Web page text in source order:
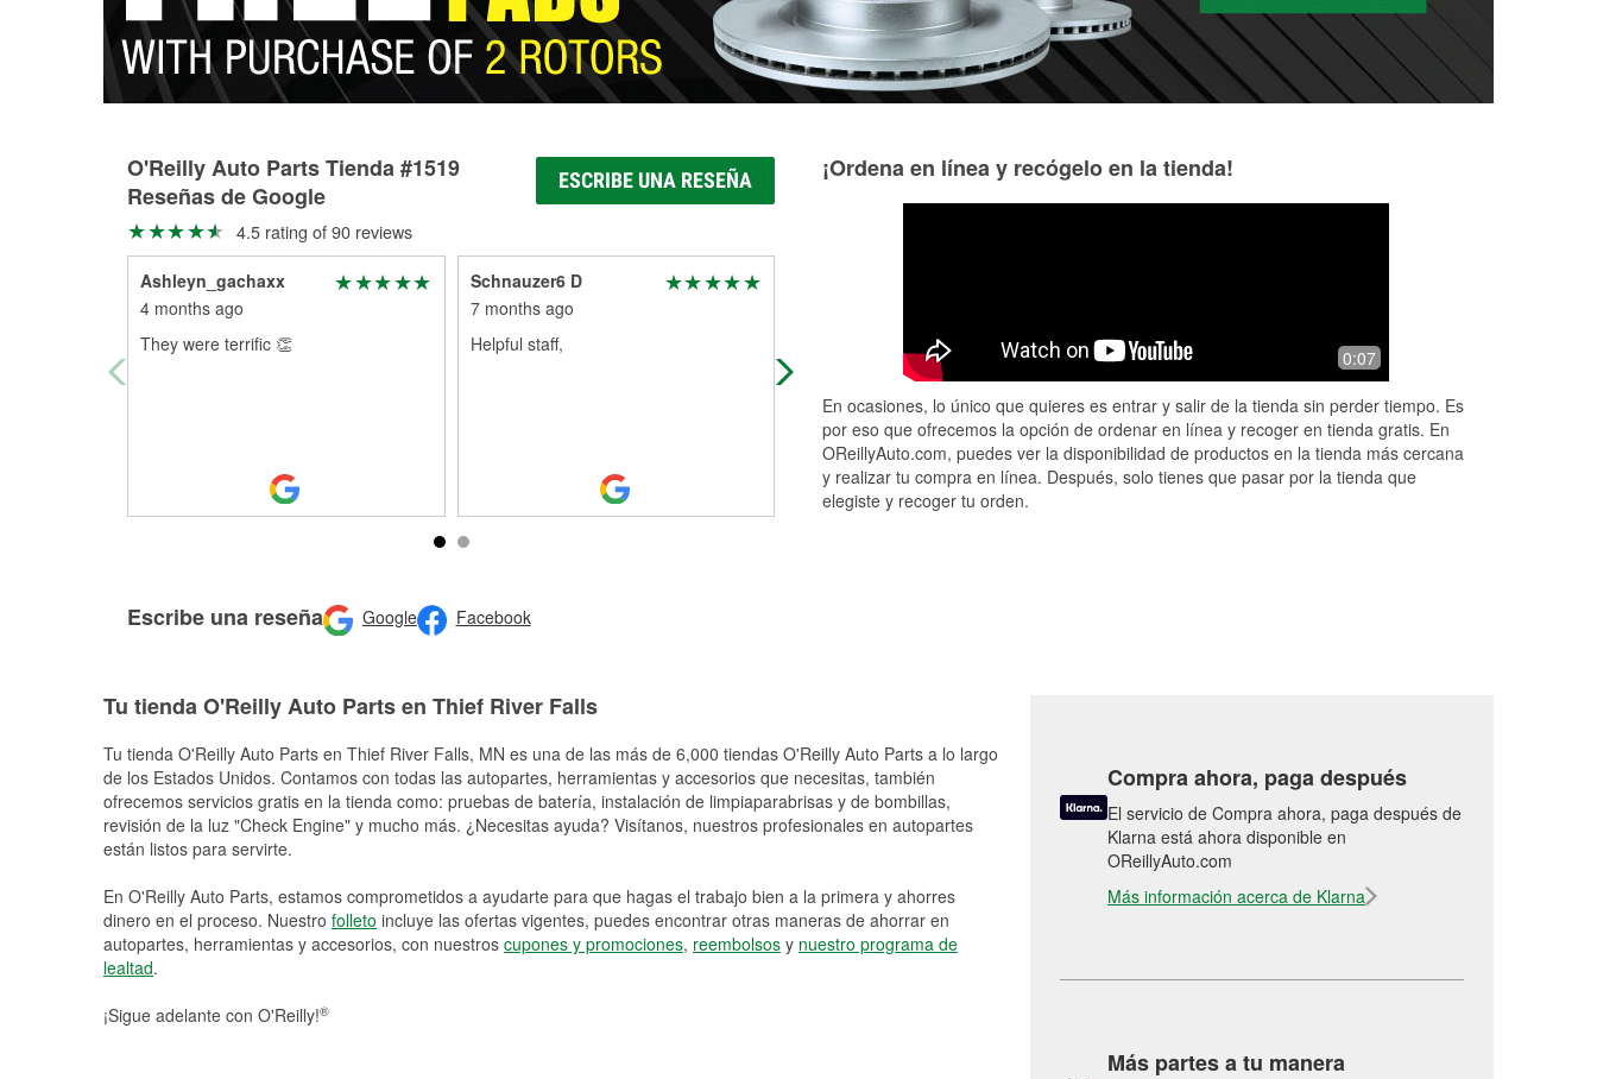
O'Reilly Auto Parts Tienda #1519
Reseñas de Google
ESCRIBE UNA RESEÑA
4.5 rating of 90 reviews
Ashleyn_gachaxx
4 months ago
They were terrific 👏
Schnauzer6 D
7 months ago
Helpful staff,
Staff are great to work with! Adam
runs a tight ship.
Escribe una reseña Google Facebook
¡Ordena en línea y recógelo en la tienda!
0:07
En ocasiones, lo único que quieres es entrar y salir de la tienda sin perder tiempo. Es
por eso que ofrecemos la opción de ordenar en línea y recoger en tienda gratis. En
OReillyAuto.com, puedes ver la disponibilidad de productos en la tienda más cercana
y realizar tu compra en línea. Después, solo tienes que pasar por la tienda que
elegiste y recoger tu orden.
Tu tienda O'Reilly Auto Parts en Thief River Falls
Tu tienda O'Reilly Auto Parts en Thief River Falls, MN es una de las más de 6,000 tiendas O'Reilly Auto Parts a lo largo
de los Estados Unidos. Contamos con todas las autopartes, herramientas y accesorios que necesitas, también
ofrecemos servicios gratis en la tienda como: pruebas de batería, instalación de limpiaparabrisas y de bombillas,
revisión de la luz "Check Engine" y mucho más. ¿Necesitas ayuda? Visítanos, nuestros profesionales en autopartes
están listos para servirte.
En O'Reilly Auto Parts, estamos comprometidos a ayudarte para que hagas el trabajo bien a la primera y ahorres
dinero en el proceso. Nuestro folleto incluye las ofertas vigentes, puedes encontrar otras maneras de ahorrar en
autopartes, herramientas y accesorios, con nuestros cupones y promociones, reembolsos y nuestro programa de
lealtad.
¡Sigue adelante con O'Reilly!®
Compra ahora, paga después
El servicio de Compra ahora, paga después de
Klarna está ahora disponible en
OReillyAuto.com
Más información acerca de Klarna
Más partes a tu manera